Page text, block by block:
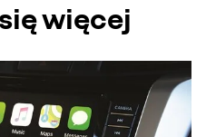
więcej